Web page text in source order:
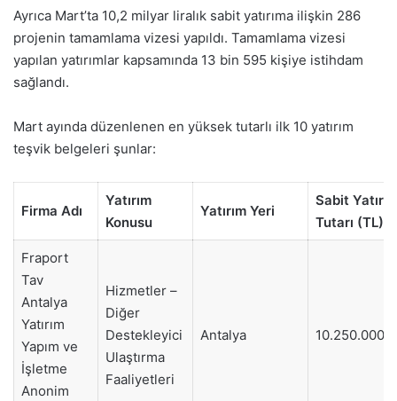
Ayrıca Mart’ta 10,2 milyar liralık sabit yatırıma ilişkin 286
projenin tamamlama vizesi yapıldı. Tamamlama vizesi
yapılan yatırımlar kapsamında 13 bin 595 kişiye istihdam
sağlandı.
Mart ayında düzenlenen en yüksek tutarlı ilk 10 yatırım
teşvik belgeleri şunlar:
Firma Adı
Yatırım
Konusu
Yatırım Yeri
Sabit
Tutarı (TL)
Fraport
Tav
Antalya
Yatırım
Yapım ve
İşletme
Anonim
Hizmetler –
Diğer
Destekleyici
Ulaştırma
Faaliyetleri
Antalya